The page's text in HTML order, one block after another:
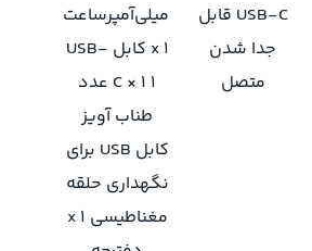
USB-C قابل
جدا شدن
متصل
میلی‌آمپرساعت
x ۱ کابل USB-
C × 1 ۱ عدد
طناب آویز
کابل USB برای
نگهداری حلقه
مغناطیسی x 1